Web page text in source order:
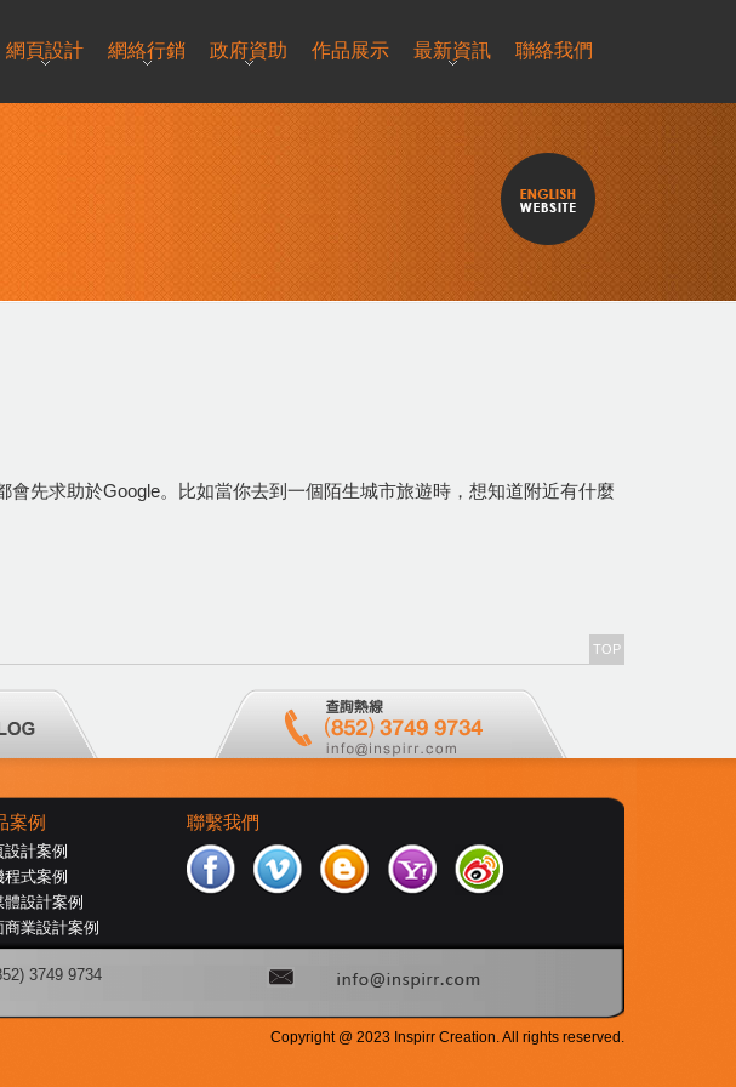
網頁設計 網絡行銷 政府資助 作品展示 最新資訊 聯絡我們
先求助於Google。比如當你去到一個陌生城市旅遊時，想知道附近有什麼
TOP
案例
設計案例
程式案例
體設計案例
商業設計案例
聯繫我們
3749 9734
Copyright @ 2023 Inspirr Creation. All rights reserved.